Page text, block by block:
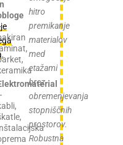
,
hitro
premikanje
materialov
med
etažami
brez
obremenjevanja
stopniščnih
prostorov.
Robustna